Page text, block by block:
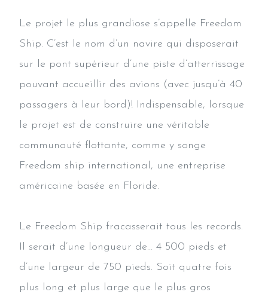
Le projet le plus grandiose s’appelle Freedom
Ship. C’est le nom d’un navire qui disposerait
sur le pont supérieur d’une piste d’atterrissage
pouvant accueillir des avions (avec jusqu’à 40
passagers à leur bord)! Indispensable, lorsque
le projet est de construire une véritable
communauté flottante, comme y songe
Freedom ship international, une entreprise
américaine basée en Floride.
Le Freedom Ship fracasserait tous les records.
Il serait d’une longueur de… 4 500 pieds et
d’une largeur de 750 pieds. Soit quatre fois
plus long et plus large que le plus gros